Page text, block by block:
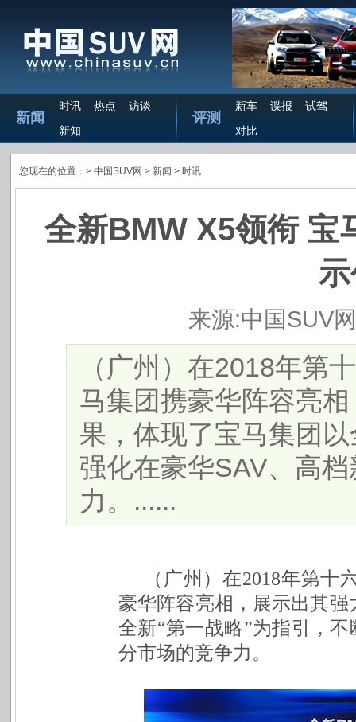
新闻
时讯 热点
访谈
新知
评测
新车 谍报
试驾
对比
您现在的位置：> 中国SUV网 > 新闻 > 时讯
全新BMW X5领衔 宝
来源:中国SUV网
（广州）在2018年第
马集团携豪华阵容亮
果，体现了宝马集团
强化在豪华SAV、高
力。......
（广州）在2018年第
豪华阵容亮相，展示出其
全新“第一战略”为指引，
分市场的竞争力。